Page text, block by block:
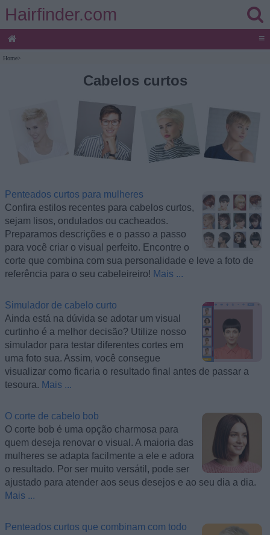
Hairfinder.com
≡
Home>
Cabelos curtos
Penteados curtos para mulheres
Confira estilos recentes para cabelos curtos,
sejam lisos, ondulados ou cacheados.
Preparamos descrições e o passo a passo
para você criar o visual perfeito. Encontre o
corte que combina com sua personalidade e leve a foto de
referência para o seu cabeleireiro! Mais ...
Simulador de cabelo curto
Ainda está na dúvida se adotar um visual
curtinho é a melhor decisão? Utilize nosso
simulador para testar diferentes cortes em
uma foto sua. Assim, você consegue
visualizar como ficaria o resultado final antes de passar a
tesoura. Mais ...
O corte de cabelo bob
O corte bob é uma opção charmosa para
quem deseja renovar o visual. A maioria das
mulheres se adapta facilmente a ele e adora
o resultado. Por ser muito versátil, pode ser
ajustado para atender aos seus desejos e ao seu dia a dia.
Mais ...
Penteados curtos que combinam com todo